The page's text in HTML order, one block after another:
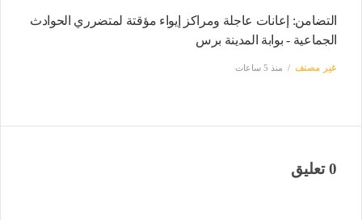
التضامن: إعانات عاجلة ومراكز إيواء مؤقتة لمتضرري الحوادث
الجماعية - بوابة المدينة برس
غير مصنف منذ 5 ساعات
0 تعليق